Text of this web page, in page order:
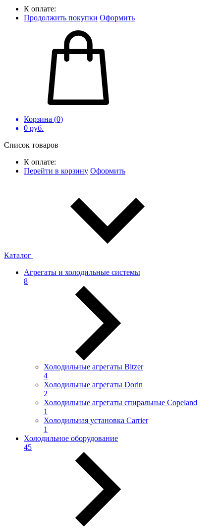
К оплате:
Продолжить покупки Оформить
Корзина (0)
0 руб.
Список товаров
К оплате:
Перейти в корзину Оформить
Каталог
Агрегаты и холодильные системы
8
Холодильные агрегаты Bitzer
4
Холодильные агрегаты Dorin
2
Холодильные агрегаты спиральные Copeland
1
Холодильная установка Carrier
1
Холодильное оборудование
45